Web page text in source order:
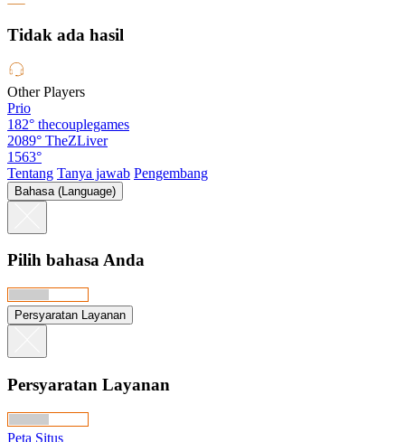
Tidak ada hasil
Other Players
Prio
182° thecouplegames
2089° TheZLiver
1563°
Tentang Tanya jawab Pengembang
Bahasa (Language)
Pilih bahasa Anda
Persyaratan Layanan
Persyaratan Layanan
Peta Situs